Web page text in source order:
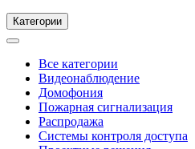
Категории
Все категории
Видеонаблюдение
Домофония
Пожарная сигнализация
Распродажа
Системы контроля доступа